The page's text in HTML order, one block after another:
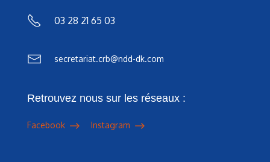
03 28 21 65 03
secretariat.crb@ndd-dk.com
Retrouvez nous sur les réseaux :
Facebook Instagram